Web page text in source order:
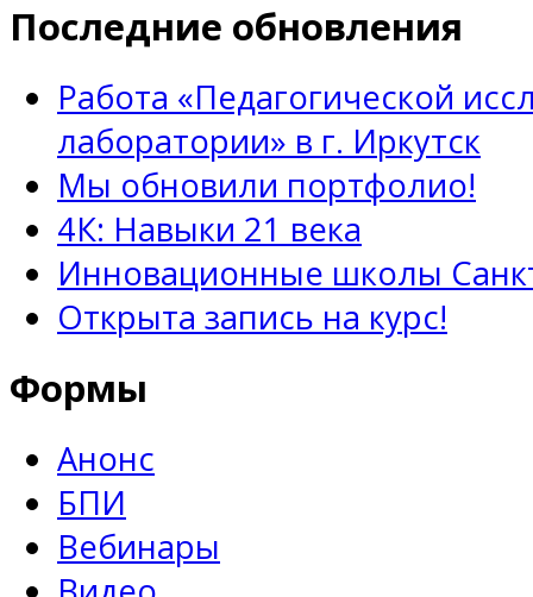
Последние обновления
Работа «Педагогической
лаборатории» в г. Иркутск
Мы обновили портфолио!
4К: Навыки 21 века
Инновационные школы
Открыта запись на курс!
Формы
Анонс
БПИ
Вебинары